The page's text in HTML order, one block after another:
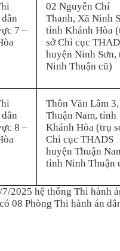
7 –
02 Nguyễn Chí
Thanh, Xã Ninh
tỉnh Khánh Hòa
sở Chi cục
huyện Ninh Sơn,
Ninh Thuận cũ)
8 –
Thôn Văn Lâm
Thuận Nam, tỉnh
Khánh Hòa (trụ
Chi cục THADS
huyện Thuận
tỉnh Ninh Thuận
2025 hệ thống Thi hành
08 Phòng Thi hành án